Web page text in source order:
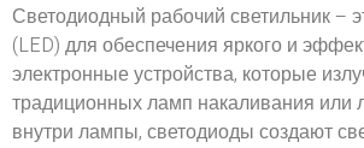
Светодиодный рабочий светильник –
(LED) для обеспечения яркого и
электронные устройства, которые
традиционных ламп накаливания или
внутри лампы, светодиоды создают